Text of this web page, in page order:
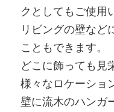
クとしてもご使用
リビングの壁など
こともできます。
どこに飾っても見
様々なロケーショ
壁に流木のハンガ